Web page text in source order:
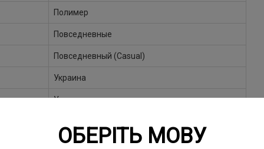
ОБЕРІТЬ МОВУ
Полимер
Повседневные
Повседневный (Casual)
Украина
Украина